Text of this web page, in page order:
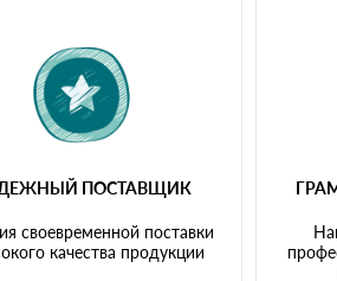
ПОСТАВЩИК
своевременной поставки
качества продукции